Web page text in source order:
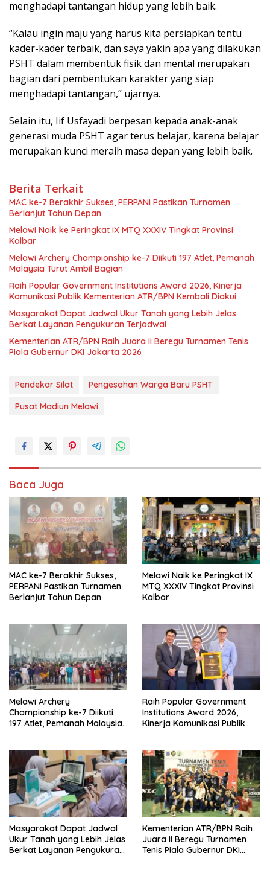
menghadapi tantangan hidup yang lebih baik.
“Kalau ingin maju yang harus kita persiapkan tentu
kader-kader terbaik, dan saya yakin apa yang dilakukan
PSHT dalam membentuk fisik dan mental merupakan
bagian dari pembentukan karakter yang siap
menghadapi tantangan,” ujarnya.
Selain itu, Iif Usfayadi berpesan kepada anak-anak
generasi muda PSHT agar terus belajar, karena belajar
merupakan kunci meraih masa depan yang lebih baik.
Berita Terkait
MAC ke-7 Berakhir Sukses, PERPANI Pastikan Turnamen
Berlanjut Tahun Depan
Melawi Naik ke Peringkat IX MTQ XXXIV Tingkat Provinsi
Kalbar
Melawi Archery Championship ke-7 Diikuti 197 Atlet, Pemanah
Malaysia Turut Ambil Bagian
Raih Popular Government Institutions Award 2026, Kinerja
Komunikasi Publik Kementerian ATR/BPN Kembali Diakui
Masyarakat Dapat Jadwal Ukur Tanah yang Lebih Jelas
Berkat Layanan Pengukuran Terjadwal
Kementerian ATR/BPN Raih Juara II Beregu Turnamen Tenis
Piala Gubernur DKI Jakarta 2026
Pendekar Silat
Pengesahan Warga Baru PSHT
Pusat Madiun Melawi
Baca Juga
MAC ke-7 Berakhir Sukses,
PERPANI Pastikan Turnamen
Berlanjut Tahun Depan
Melawi Naik ke Peringkat IX
MTQ XXXIV Tingkat Provinsi
Kalbar
Melawi Archery
Championship ke-7 Diikuti
197 Atlet, Pemanah Malaysia
Raih Popular Government
Institutions Award 2026,
Kinerja Komunikasi Publik
Masyarakat Dapat Jadwal
Ukur Tanah yang Lebih Jelas
Berkat Layanan Pengukuran
Kementerian ATR/BPN Raih
Juara II Beregu Turnamen
Tenis Piala Gubernur DKI